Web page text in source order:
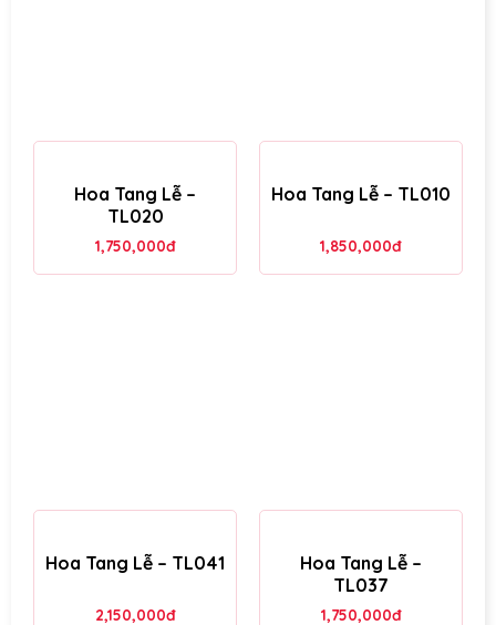
Hoa Tang Lễ –
TL020
1,750,000đ
Hoa Tang Lễ – TL010
1,850,000đ
Hoa Tang Lễ – TL041
2,150,000đ
Hoa Tang Lễ –
TL037
1,750,000đ